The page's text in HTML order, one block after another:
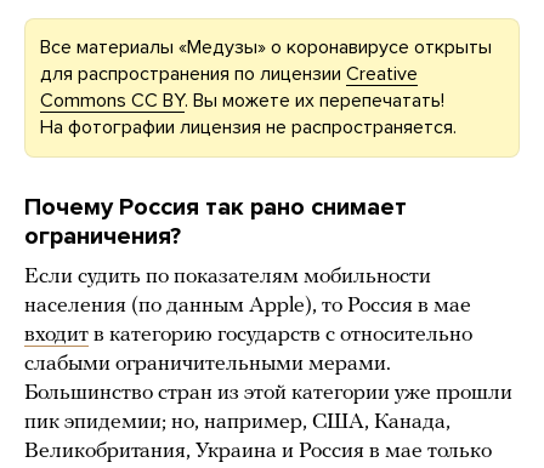
Все материалы «Медузы» о коронавирусе открыты
для распространения по лицензии Creative
Commons CC BY. Вы можете их перепечатать!
На фотографии лицензия не распространяется.
Почему Россия так рано снимает
ограничения?
Если судить по показателям мобильности
населения (по данным Apple), то Россия в мае
входит в категорию государств с относительно
слабыми ограничительными мерами.
Большинство стран из этой категории уже прошли
пик эпидемии; но, например, США, Канада,
Великобритания, Украина и Россия в мае только